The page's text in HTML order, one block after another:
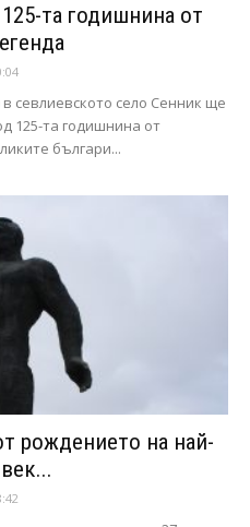
та годишнина от
севлиевското село Сенник ще
125-та годишнина от
българи...
рождението на най-